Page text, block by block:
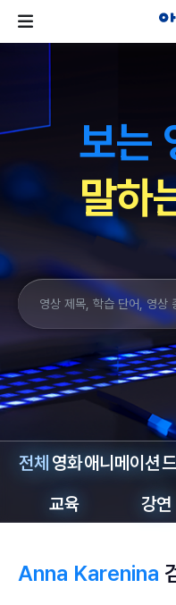
보는
말하
전체 영화애니메이션
교육
강연
Anna Karenina